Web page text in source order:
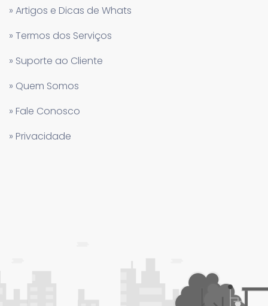
» Artigos e Dicas de Whats
» Termos dos Serviços
» Suporte ao Cliente
» Quem Somos
» Fale Conosco
» Privacidade